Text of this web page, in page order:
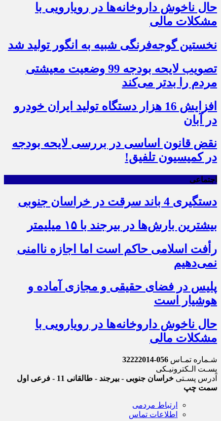
حال ناخوش داروخانه‌ها در رویارویی با
مشکلات مالی
نخستین گوجه‌فرنگی شبیه به انگور تولید شد
تصویب لایحه بودجه 99 وضعیت معیشتی
مردم را بدتر می‌کند
افزایش 16 هزار دستگاه تولید ایران خودرو
در آبان
نقض قانون اساسی در بررسی لایحه بودجه
در کمیسیون تلفیق!
اجتماعی
دستگیری 4 باند سرقت در خراسان جنوبی
بیشترین بارش‌ها در بیرجند با ۱۵ میلیمتر
رأفت اسلامی حاکم است اما اجازه ناامنی
نمی‌دهیم
پلیس در فضای حقیقی و مجازی آماده و
هوشیار است
حال ناخوش داروخانه‌ها در رویارویی با
مشکلات مالی
شـماره تمـاس 056-32222014
پسـت الـکترونیـکی
آدرس پسـتی
خراسان جنوبی - بیرجند - طالقانی 11 - فرعی اول
سمت چپ
ارتباط مردمی
اطلاعات تماس